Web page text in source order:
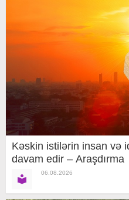
Kəskin istilərin insan və
davam edir – Araşdırma
06.08.2026